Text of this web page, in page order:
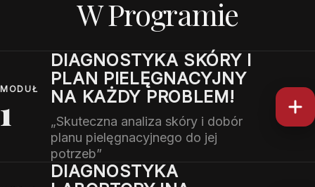
W Programie
MODUŁ
1
DIAGNOSTYKA SKÓRY I
PLAN PIELĘGNACYJNY
NA KAŻDY PROBLEM!
„Skuteczna analiza skóry i dobór
planu pielęgnacyjnego do jej
potrzeb”
DIAGNOSTYKA